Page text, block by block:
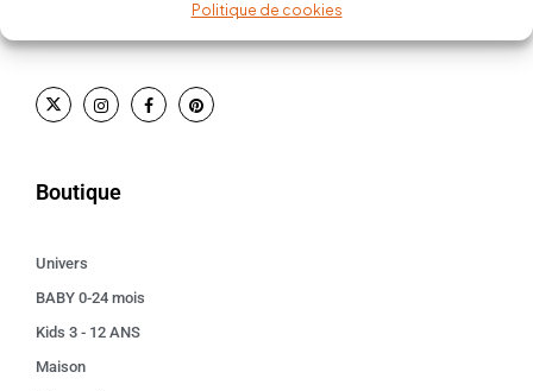
Politique de cookies
Boutique
Univers
BABY 0-24 mois
Kids 3 - 12 ANS
Maison